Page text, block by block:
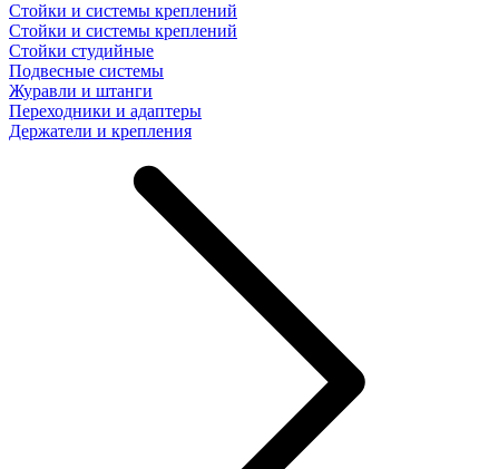
Стойки и системы креплений
Стойки и системы креплений
Стойки студийные
Подвесные системы
Журавли и штанги
Переходники и адаптеры
Держатели и крепления